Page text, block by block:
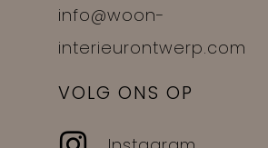
info@woon-
interieurontwerp.com
VOLG ONS OP